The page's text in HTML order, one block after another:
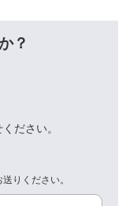
？
ださい。
りください。